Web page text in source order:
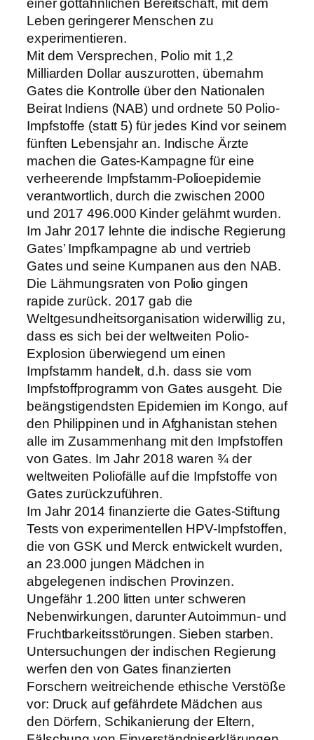
einer gottähnlichen Bereitschaft, mit dem
Leben geringerer Menschen zu
experimentieren.
Mit dem Versprechen, Polio mit 1,2
Milliarden Dollar auszurotten, übernahm
Gates die Kontrolle über den Nationalen
Beirat Indiens (NAB) und ordnete 50 Polio-
Impfstoffe (statt 5) für jedes Kind vor seinem
fünften Lebensjahr an. Indische Ärzte
machen die Gates-Kampagne für eine
verheerende Impfstamm-Polioepidemie
verantwortlich, durch die zwischen 2000
und 2017 496.000 Kinder gelähmt wurden.
Im Jahr 2017 lehnte die indische Regierung
Gates’ Impfkampagne ab und vertrieb
Gates und seine Kumpanen aus den NAB.
Die Lähmungsraten von Polio gingen
rapide zurück. 2017 gab die
Weltgesundheitsorganisation widerwillig zu,
dass es sich bei der weltweiten Polio-
Explosion überwiegend um einen
Impfstamm handelt, d.h. dass sie vom
Impfstoffprogramm von Gates ausgeht. Die
beängstigendsten Epidemien im Kongo, auf
den Philippinen und in Afghanistan stehen
alle im Zusammenhang mit den Impfstoffen
von Gates. Im Jahr 2018 waren ¾ der
weltweiten Poliofälle auf die Impfstoffe von
Gates zurückzuführen.
Im Jahr 2014 finanzierte die Gates-Stiftung
Tests von experimentellen HPV-Impfstoffen,
die von GSK und Merck entwickelt wurden,
an 23.000 jungen Mädchen in
abgelegenen indischen Provinzen.
Ungefähr 1.200 litten unter schweren
Nebenwirkungen, darunter Autoimmun- und
Fruchtbarkeitsstörungen. Sieben starben.
Untersuchungen der indischen Regierung
werfen den von Gates finanzierten
Forschern weitreichende ethische Verstöße
vor: Druck auf gefährdete Mädchen aus
den Dörfern, Schikanierung der Eltern,